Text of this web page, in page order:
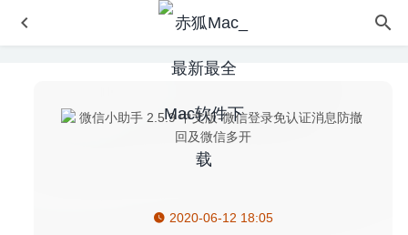
2020-06-12 18:05
Script Debugger 8.0.10 – 脚本调试软件